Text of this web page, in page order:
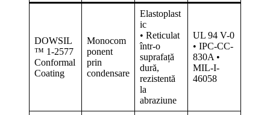
DOWSIL
™ 1-2577
Conformal
Coating
Monocom
ponent
prin
condensare
Elastoplast
ic
• Reticulat
într-o
suprafață
dură,
rezistentă
la
abraziune
UL 94 V-0
• IPC-CC-
830A •
MIL-I-
46058